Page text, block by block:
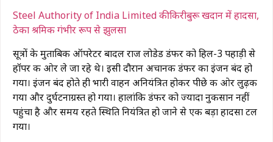
Steel Authority of India Limited की किरीबुरू खदान में हादसा,
ठेका श्रमिक गंभीर रूप से झुलसा
सूत्रों के मुताबिक ऑपरेटर बादल राज लोडेड डंफर को हिल-3 पहाड़ी से
हॉपर की ओर ले जा रहे थे। इसी दौरान अचानक डंफर का इंजन बंद हो
गया। इंजन बंद होते ही भारी वाहन अनियंत्रित होकर पीछे की ओर लुढ़क
गया और दुर्घटनाग्रस्त हो गया। हालांकि डंफर को ज्यादा नुकसान नहीं
पहुंचा है और समय रहते स्थिति नियंत्रित हो जाने से एक बड़ा हादसा टल
गया।